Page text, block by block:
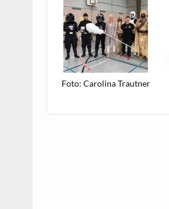
Foto: Car­oli­na Trautner